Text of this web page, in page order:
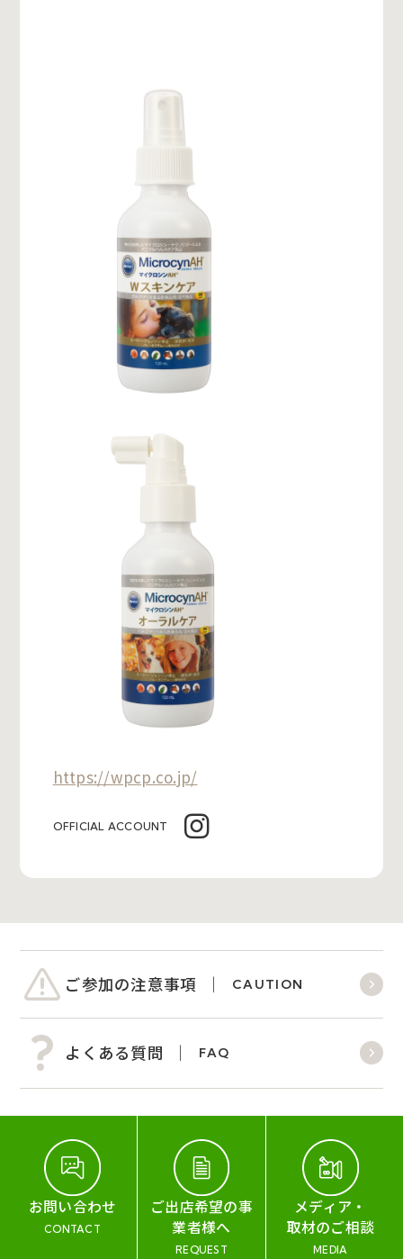
https://wpcp.co.jp/
OFFICIAL ACCOUNT
ご参加の注意事項 CAUTION
よくある質問 FAQ
お問い合わせ
CONTACT
ご出店希望の事
業者様へ
REQUEST
メディア・
取材のご相談
MEDIA